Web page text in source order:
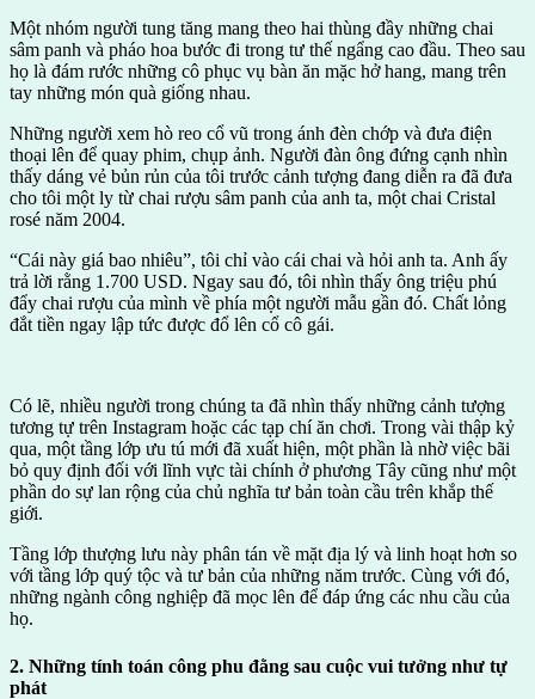
Một nhóm người tung tăng mang theo hai thùng đầy những chai
sâm panh và pháo hoa bước đi trong tư thế ngẩng cao đầu. Theo sau
họ là đám rước những cô phục vụ bàn ăn mặc hở hang, mang trên
tay những món quà giống nhau.
Những người xem hò reo cổ vũ trong ánh đèn chớp và đưa điện
thoại lên để quay phim, chụp ảnh. Người đàn ông đứng cạnh nhìn
thấy dáng vẻ bủn rủn của tôi trước cảnh tượng đang diễn ra đã đưa
cho tôi một ly từ chai rượu sâm panh của anh ta, một chai Cristal
rosé năm 2004.
“Cái này giá bao nhiêu”, tôi chỉ vào cái chai và hỏi anh ta. Anh ấy
trả lời rằng 1.700 USD. Ngay sau đó, tôi nhìn thấy ông triệu phú
đẩy chai rượu của mình về phía một người mẫu gần đó. Chất lỏng
đắt tiền ngay lập tức được đổ lên cổ cô gái.
Có lẽ, nhiều người trong chúng ta đã nhìn thấy những cảnh tượng
tương tự trên Instagram hoặc các tạp chí ăn chơi. Trong vài thập kỷ
qua, một tầng lớp ưu tú mới đã xuất hiện, một phần là nhờ việc bãi
bỏ quy định đối với lĩnh vực tài chính ở phương Tây cũng như một
phần do sự lan rộng của chủ nghĩa tư bản toàn cầu trên khắp thế
giới.
Tầng lớp thượng lưu này phân tán về mặt địa lý và linh hoạt hơn so
với tầng lớp quý tộc và tư bản của những năm trước. Cùng với đó,
những ngành công nghiệp đã mọc lên để đáp ứng các nhu cầu của
họ.
2. Những tính toán công phu đằng sau cuộc vui tưởng như tự
phát